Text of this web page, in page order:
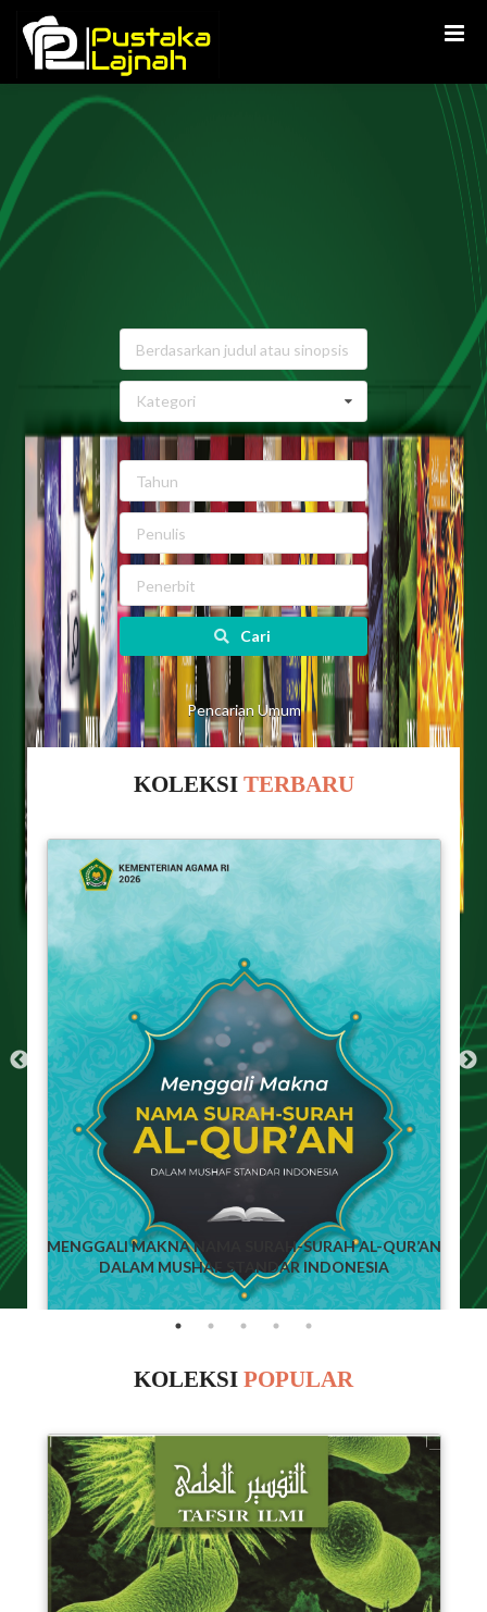
Kategori
Cari
Pencarian Umum
KOLEKSI TERBARU
MENGGALI MAKNA NAMA SURAH-SURAH AL-QUR’AN
DALAM MUSHAF STANDAR INDONESIA
KOLEKSI POPULAR